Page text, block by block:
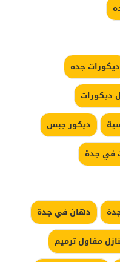
ديكورات جده
ديكورات
ديكور جبس
في جدة
دهان في جدة
مقاول ترميم